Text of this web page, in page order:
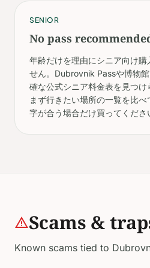
SENIOR
No pass
年齢だけを理由にシニア向け購
せん。Dubrovnik Passや博物
確な公式シニア料金表を見つけ
まず行きたい場所の一覧を比
字が合う場合だけ買ってくださ
warningScams &
Known scams tied to